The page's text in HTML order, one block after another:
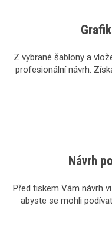
Z vybrané šablony a
profesionální návrh.
Návrh
Před tiskem Vám návrh
abyste se mohli